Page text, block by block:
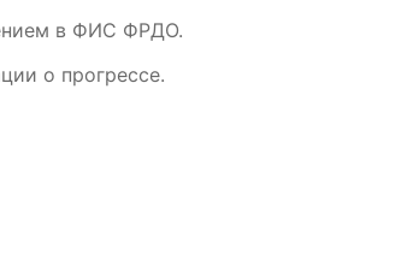
в ФИС ФРДО.
о прогрессе.